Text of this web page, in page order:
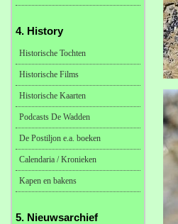
4. History
Historische Tochten
Historische Films
Historische Kaarten
Podcasts De Wadden
De Postiljon e.a. boeken
Calendaria / Kronieken
Kapen en bakens
5. Nieuwsarchief